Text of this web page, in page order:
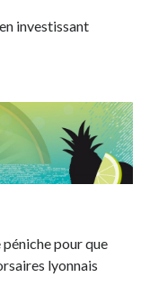
investissant
pour que
lyonnais